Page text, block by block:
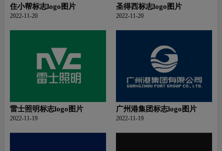
住小帮标志logo图片
2022-11-20
圣得西标志logo图片
2022-11-20
雷士照明标志logo图片
2022-11-19
广州港集团标志logo图片
2022-11-19